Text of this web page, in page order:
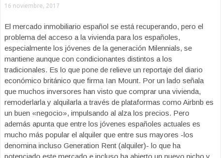
16 noviembre, 2017
El mercado inmobiliario español se está recuperando, pero el
problema del acceso a la vivienda para los españoles,
especialmente los jóvenes de la generación Milennials, se
mantiene aunque con condicionantes distintos a los
tradicionales. Es lo que pone de relieve un reportaje del diario
económico británico que firma Ian Mount. Por un lado señala
que muchos inversores han visto que comprar una vivienda,
remoderlarla y alquilarla a través de plataformas como Airbnb es
un buen «negocio», impulsando al alza los precios. Pero
además apunta que entre los jóvenes españoles actuales es
mucho más popular el alquiler que entre sus mayores -los
denomina incluso Generation Rent (alquiler)- lo que ha
potenciado este mercado e incluso ha abierto un nuevo nicho y